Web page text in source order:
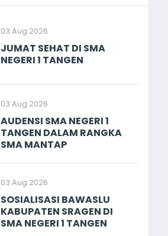
03 Aug 2026
JUMAT SEHAT DI SMA
NEGERI 1 TANGEN
03 Aug 2026
AUDENSI SMA NEGERI 1
TANGEN DALAM RANGKA
SMA MANTAP
03 Aug 2026
SOSIALISASI BAWASLU
KABUPATEN SRAGEN DI
SMA NEGERI 1 TANGEN